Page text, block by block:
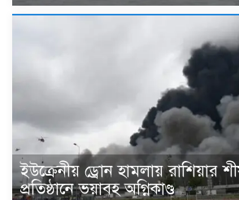
ইউক্রেনীয় ড্রোন হামলায় রাশিয়ার
প্রতিষ্ঠানে ভয়াবহ অগ্নিকাণ্ড